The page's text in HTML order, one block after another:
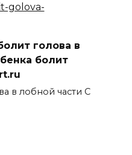
голова в
болит
в лобной части С